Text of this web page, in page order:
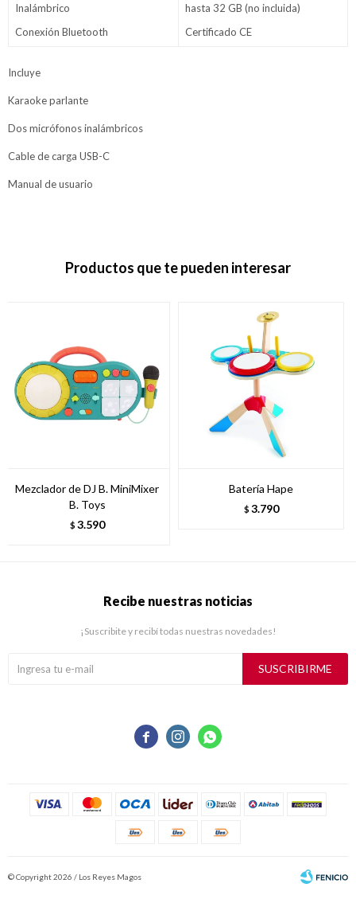
Inalámbrico
Conexión Bluetooth
hasta 32 GB (no incluida)
Certificado CE
Incluye
Karaoke parlante
Dos micrófonos inalámbricos
Cable de carga USB-C
Manual de usuario
Productos que te pueden interesar
Mezclador de DJ B. MiniMixer
B. Toys
$ 3.590
Batería Hape
$ 3.790
  
Recibe nuestras noticias
¡Suscribite y recibí todas nuestras novedades!
SUSCRIBIRME
© Copyright 2026 / Los Reyes Magos